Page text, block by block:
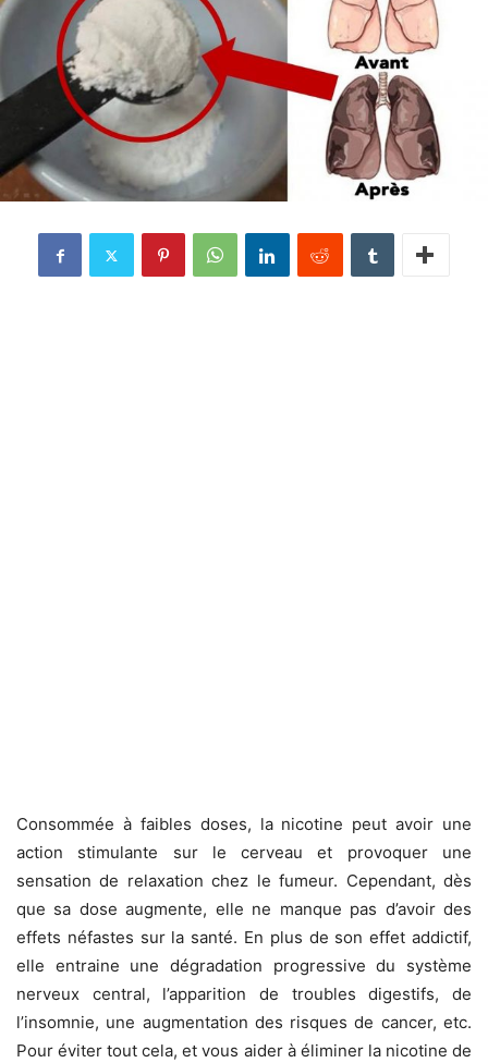
Consommée à faibles doses, la nicotine peut avoir une
action stimulante sur le cerveau et provoquer une
sensation de relaxation chez le fumeur. Cependant, dès
que sa dose augmente, elle ne manque pas d’avoir des
effets néfastes sur la santé. En plus de son effet addictif,
elle entraine une dégradation progressive du système
nerveux central, l’apparition de troubles digestifs, de
l’insomnie, une augmentation des risques de cancer, etc.
Pour éviter tout cela, et vous aider à éliminer la nicotine de